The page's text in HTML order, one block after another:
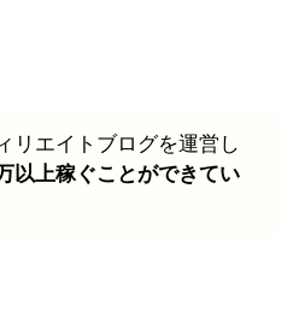
リエイトブログを運営し
以上稼ぐことができてい